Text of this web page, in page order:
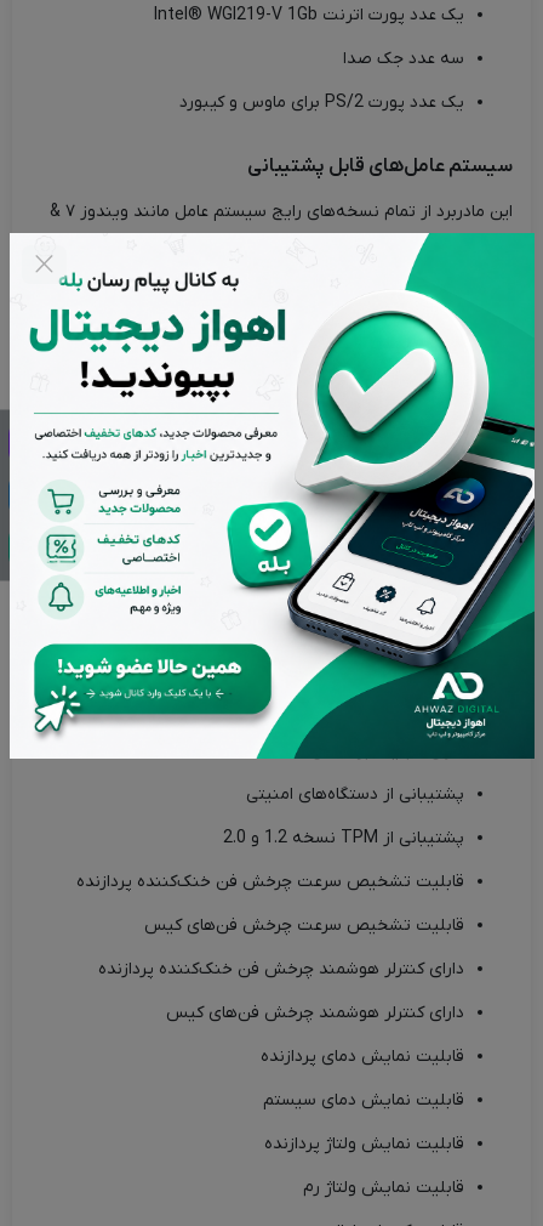
یک عدد پورت اترنت Intel® WGI219-V 1Gb
سه عدد جک صدا
یک عدد پورت PS/2 برای ماوس و کیبورد
سیستم عامل‌های قابل پشتیبانی
این مادربرد از تمام نسخه‌های رایج سیستم عامل مانند ویندوز ۷ &
بایوس
BIOS یا Basic Input/Output System، یک نرم‌افزار کوچک است که
بر روی مادربردها نصب می‌شود. این برنامه بوت سیستم (Boot
Loader) اصلی کامپیوتر است که قبل از اجرای سیستم عامل بر روی
سیستم اجرا می‌شود.
از ویژگی‌های بارز بایوس مادربرد H610M-K V2 فاطر می‌توان به موارد
زیر اشاره کرد:
دارای قابلیت بهینه‌سازی رم
پشتیبانی از Resizable BAR
پشتیبانی از دستگاه‌های امنیتی
پشتیبانی از TPM نسخه 1.2 و 2.0
قابلیت تشخیص سرعت چرخش فن خنک‌کننده پردازنده
قابلیت تشخیص سرعت چرخش فن‌های کیس
دارای کنترلر هوشمند چرخش فن خنک‌کننده پردازنده
دارای کنترلر هوشمند چرخش فن‌های کیس
قابلیت نمایش دمای پردازنده
قابلیت نمایش دمای سیستم
قابلیت نمایش ولتاژ پردازنده
قابلیت نمایش ولتاژ رم